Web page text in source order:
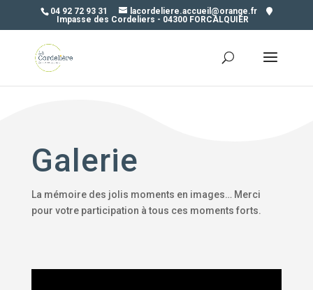
04 92 72 93 31
lacordeliere.accueil@orange.fr
Impasse des Cordeliers - 04300 FORCALQUIER
Galerie
La mémoire des jolis moments en images… Merci
pour votre participation à tous ces moments forts.